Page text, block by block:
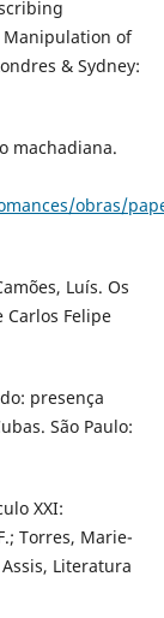
Manipulation of
& Sydney:
machadiana.
obras/
Luís. Os
Carlos Felipe
presença
São Paulo:
XXI:
Torres, Marie-
Literatura